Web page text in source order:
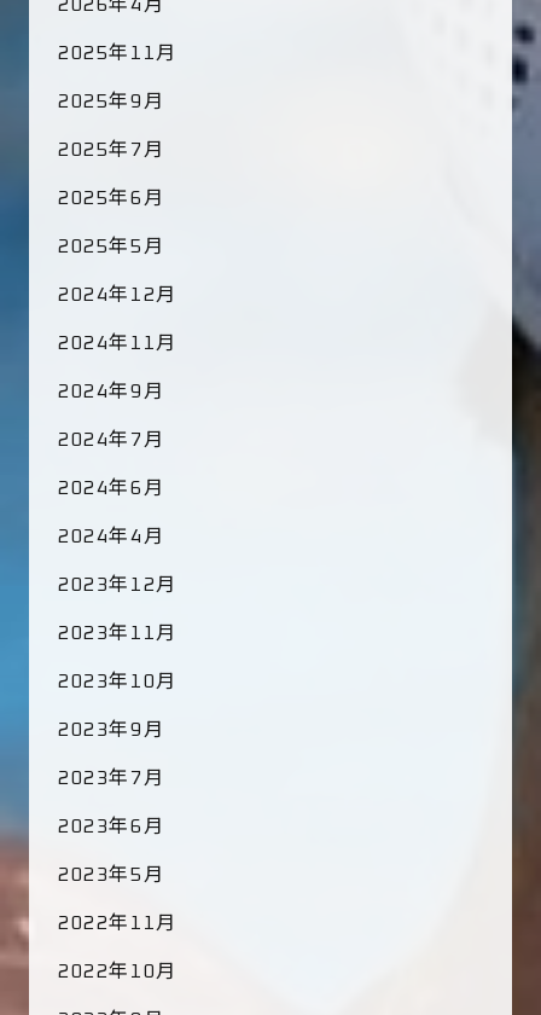
2026年4月
2025年11月
2025年9月
2025年7月
2025年6月
2025年5月
2024年12月
2024年11月
2024年9月
2024年7月
2024年6月
2024年4月
2023年12月
2023年11月
2023年10月
2023年9月
2023年7月
2023年6月
2023年5月
2022年11月
2022年10月